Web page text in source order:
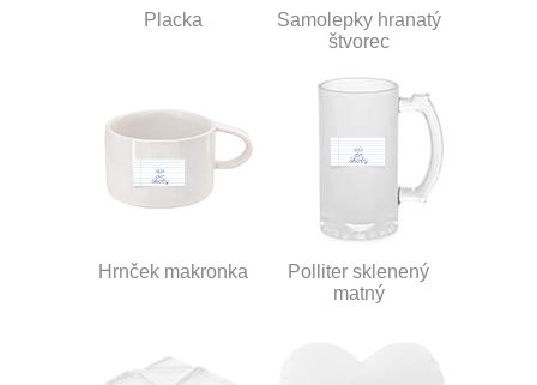
Placka
Samolepky hranatý
štvorec
Hrnček makronka
Polliter sklenený
matný